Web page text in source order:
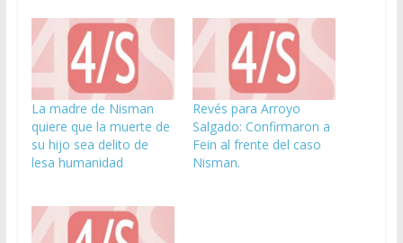
La madre de Nisman
quiere que la muerte de
su hijo sea delito de
lesa humanidad
Revés para Arroyo
Salgado: Confirmaron a
Fein al frente del caso
Nisman.